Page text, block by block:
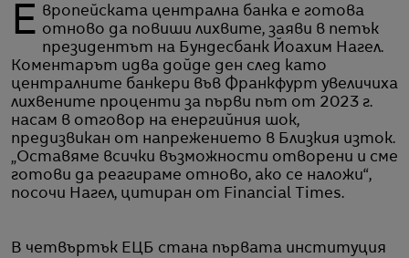
Европейската централна банка е готова отново да повиши лихвите, заяви в петък
президентът на Бундесбанк Йоахим Нагел.
Коментарът идва дойде ден след като
централните банкери във Франкфурт увеличиха
лихвените проценти за първи път от 2023 г.
насам в отговор на енергийния шок,
предизвикан от напрежението в Близкия изток.
„Оставяме всички възможности отворени и сме
готови да реагираме отново, ако се наложи“,
посочи Нагел, цитиран от Financial Times.
В четвъртък ЕЦБ стана първата институция